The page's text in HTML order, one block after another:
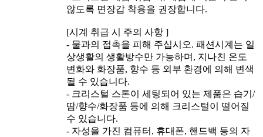
않도록 면장갑 착용을 권장합니다.
[시계 취급 시 주의 사항 ]
- 물과의 접촉을 피해 주십시오. 패션시계는 일
상생활의 생활방수만 가능하며, 지나친 온도
변화와 화장품, 향수 등 외부 환경에 의해 변색
될 수 있습니다.
- 크리스털 스톤이 세팅되어 있는 제품은 습기/
땀/향수/화장품 등에 의해 크리스털이 떨어질
수 있습니다.
- 자성을 가진 컴퓨터, 휴대폰, 핸드백 등의 자